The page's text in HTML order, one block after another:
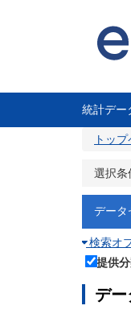
に
統計デー
トッ
選択条
検索オ
提供
デ